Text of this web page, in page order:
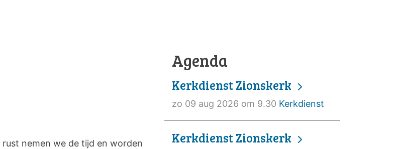
nemen we de tijd en worden
Agenda
Kerkdienst Zionskerk
zo 09 aug 2026 om 9.30 Kerkdienst
Kerkdienst Zionskerk